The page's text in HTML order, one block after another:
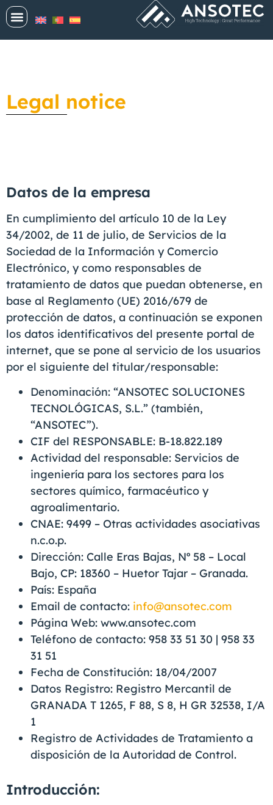
Legal notice
Datos de la empresa
En cumplimiento del artículo 10 de la Ley
34/2002, de 11 de julio, de Servicios de la
Sociedad de la Información y Comercio
Electrónico, y como responsables de
tratamiento de datos que puedan obtenerse, en
base al Reglamento (UE) 2016/679 de
protección de datos, a continuación se exponen
los datos identificativos del presente portal de
internet, que se pone al servicio de los usuarios
por el siguiente del titular/responsable:
Denominación: “ANSOTEC SOLUCIONES
TECNOLÓGICAS, S.L.” (también,
“ANSOTEC”).
CIF del RESPONSABLE: B-18.822.189
Actividad del responsable: Servicios de
ingeniería para los sectores para los
sectores químico, farmacéutico y
agroalimentario.
CNAE: 9499 – Otras actividades asociativas
n.c.o.p.
Dirección: Calle Eras Bajas, Nº 58 – Local
Bajo, CP: 18360 – Huetor Tajar – Granada.
País: España
Email de contacto: info@ansotec.com
Página Web: www.ansotec.com
Teléfono de contacto: 958 33 51 30 | 958 33
31 51
Fecha de Constitución: 18/04/2007
Datos Registro: Registro Mercantil de
GRANADA T 1265, F 88, S 8, H GR 32538, I/A
1
Registro de Actividades de Tratamiento a
disposición de la Autoridad de Control.
Introducción: